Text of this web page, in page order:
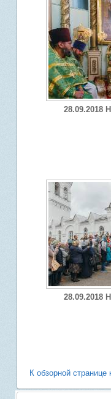
28.09.2018
28.09.2018
К обзорной странице